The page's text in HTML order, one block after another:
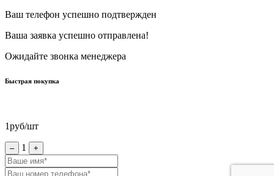
Ваш телефон успешно подтвержден
Ваша заявка успешно отправлена!
Ожидайте звонка менеджера
Быстрая покупка
1руб/шт
– 1 +